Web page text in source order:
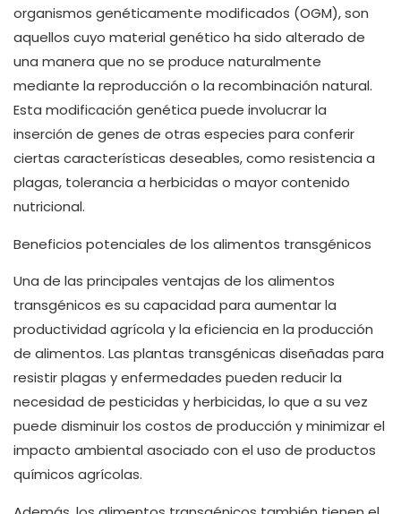
organismos genéticamente modificados (OGM), son
aquellos cuyo material genético ha sido alterado de
una manera que no se produce naturalmente
mediante la reproducción o la recombinación natural.
Esta modificación genética puede involucrar la
inserción de genes de otras especies para conferir
ciertas características deseables, como resistencia a
plagas, tolerancia a herbicidas o mayor contenido
nutricional.
Beneficios potenciales de los alimentos transgénicos
Una de las principales ventajas de los alimentos
transgénicos es su capacidad para aumentar la
productividad agrícola y la eficiencia en la producción
de alimentos. Las plantas transgénicas diseñadas para
resistir plagas y enfermedades pueden reducir la
necesidad de pesticidas y herbicidas, lo que a su vez
puede disminuir los costos de producción y minimizar el
impacto ambiental asociado con el uso de productos
químicos agrícolas.